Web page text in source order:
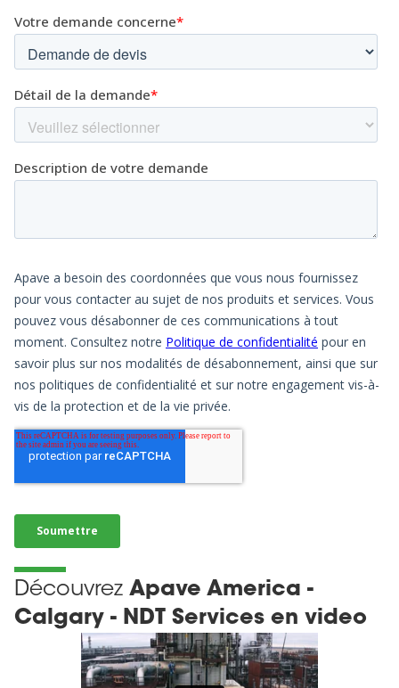
Découvrez Apave America -
Calgary - NDT Services en video